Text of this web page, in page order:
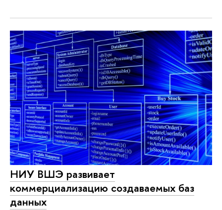
НИУ ВШЭ развивает
коммерциализацию создаваемых баз
данных